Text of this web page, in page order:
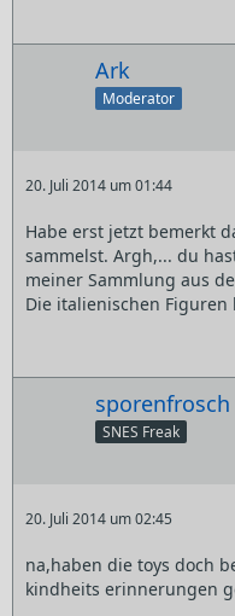
Ark
Moderator
20. Juli 2014 um 01:44
Habe erst jetzt bemerkt
sammelst. Argh,... du
meiner Sammlung aus
Die italienischen Figuren
sporenfrosch
SNES Freak
20. Juli 2014 um 02:45
na,haben die toys doch
kindheits erinnerungen